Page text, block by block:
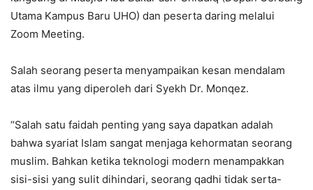
Utama Kampus Baru UHO) dan peserta daring melalui
Zoom Meeting.
Salah seorang peserta menyampaikan kesan mendalam
atas ilmu yang diperoleh dari Syekh Dr. Monqez.
“Salah satu faidah penting yang saya dapatkan adalah
bahwa syariat Islam sangat menjaga kehormatan seorang
muslim. Bahkan ketika teknologi modern menampakkan
sisi-sisi yang sulit dihindari, seorang qadhi tidak serta-